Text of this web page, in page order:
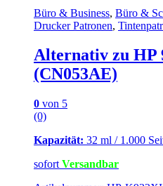
Büro & Business, Büro &
Drucker Patronen,
Alternativ zu HP
(CN053AE)
0 von 5
(0)
Kapazität: 32 ml / 1.000
sofort Versandbar